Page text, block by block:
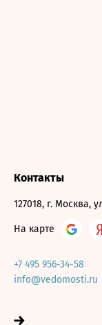
Контакты
127018, г. Москва,
На карте
+7 495 956-34-58
info@vedomosti.ru